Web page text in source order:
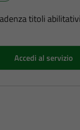
titoli
Accedi al servizio